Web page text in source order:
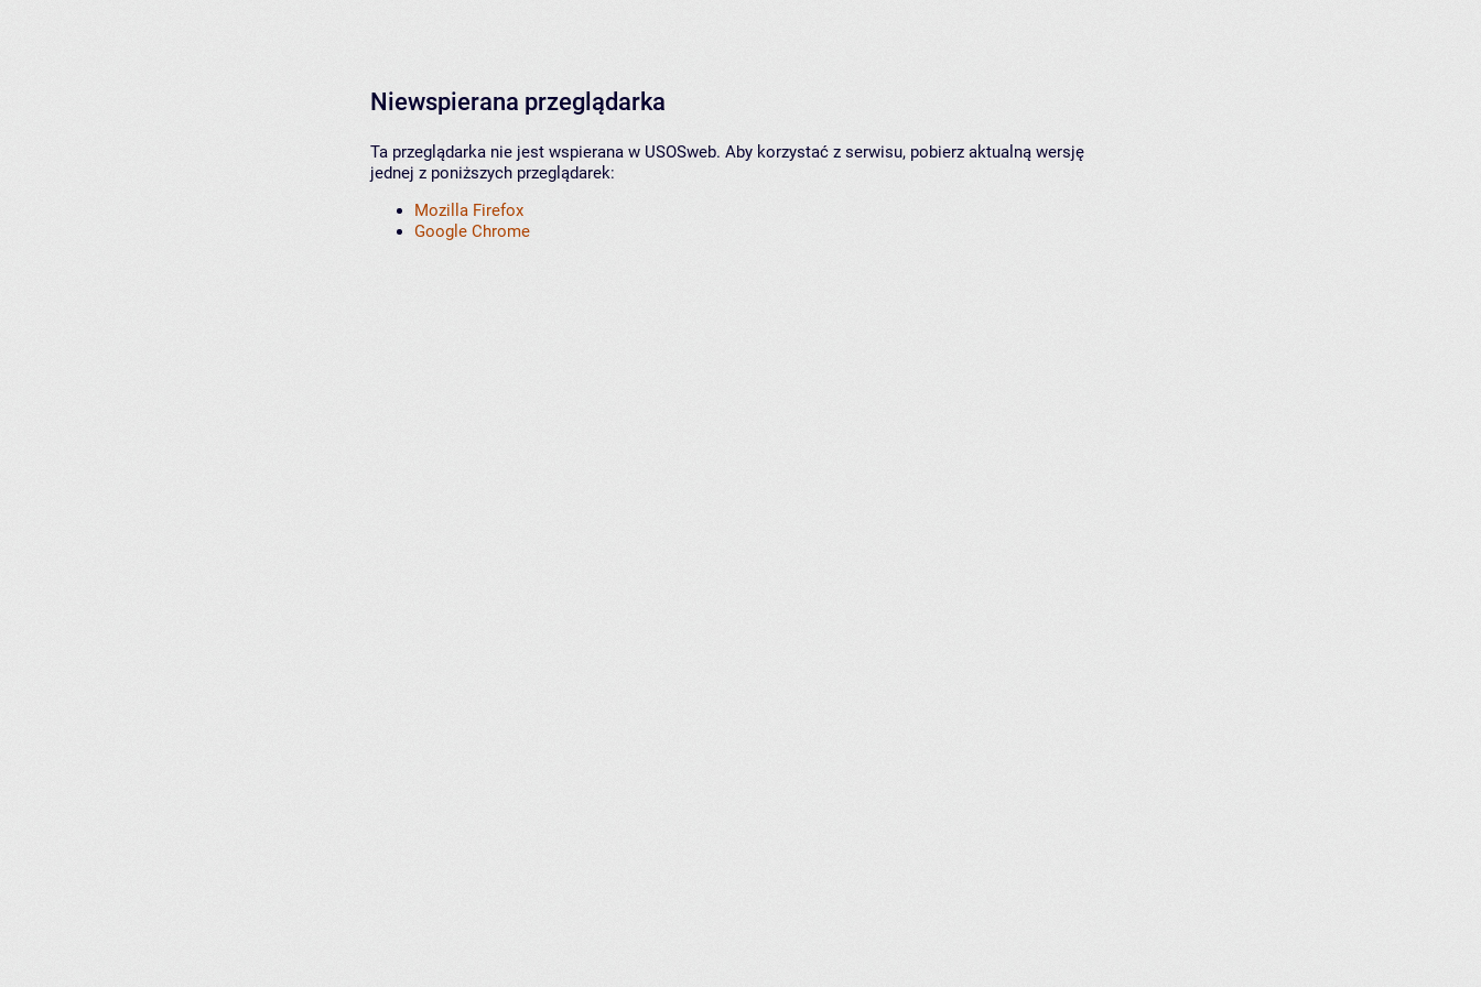
Niewspierana przeglądarka
Ta przeglądarka nie jest wspierana w USOSweb. Aby korzystać z serwisu, pobierz aktualną wersję
jednej z poniższych przeglądarek:
Mozilla Firefox
Google Chrome